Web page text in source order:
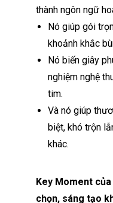
thành ngôn ngữ
Nó giúp gói
khoảnh khắc
Nó biến giây
nghiệm nghệ
tim.
Và nó giúp
biệt, khó trộn
khác.
Key Moment
chọn, sáng tạo